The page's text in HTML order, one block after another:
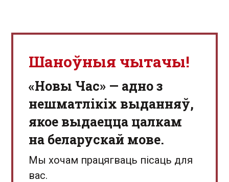
Шаноўныя чытачы!
«Новы Час» — адно з
нешматлікіх выданняў,
якое выдаецца цалкам
на беларускай мове.
Мы хочам працягваць пісаць для
вас.